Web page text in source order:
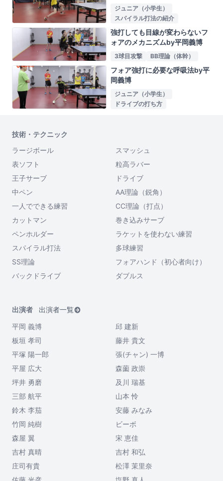
ジュニア（小学生）
スパイラル打法の紹介
強打しても目線が変わらないフ
ォアのメカニズムby平岡義博
3球目攻撃 BB理論（体幹）
フォア強打に必要な呼吸法by平
岡義博
ジュニア（小学生）
ドライブの打ち方
技術・テクニック
ラージボール
スマッシュ
表ソフト
粒高ラバー
王子サーブ
ドライブ
中ペン
AA理論（鋭角）
一人でできる練習
CC理論（打点）
カットマン
巻き込みサーブ
ペンホルダー
ラケットを使わない練習
スパイラル打法
多球練習
SS理論
フォアハンド（初心者向け）
バックドライブ
ダブルス
出演者
出演者一覧
平岡 義博
邱 建新
板垣 孝司
藤井 貴文
平塚 陽一郎
張(チャン) 一博
平屋 広大
森薗 政崇
坪井 勇磨
及川 瑞基
三部 航平
山本 怜
鈴木 李茄
安藤 みなみ
竹岡 純樹
ビーボ
森屋 翼
宋 恵佳
吉村 真晴
吉村 和弘
庄司有貴
松澤 茉里奈